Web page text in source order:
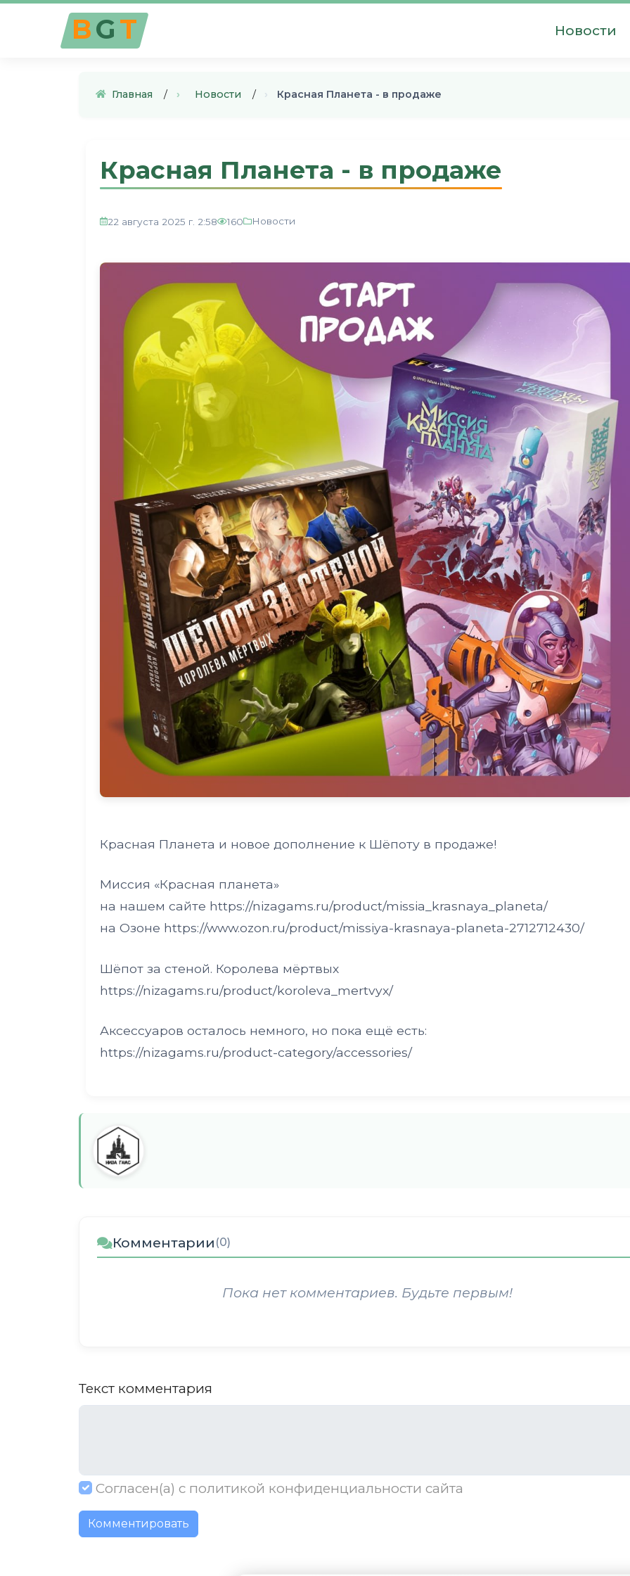
BGT Новости
Главная › Новости › Красная Планета - в продаже
Красная Планета - в продаже
22 августа 2025 г. 2:58 160 Новости
Красная Планета и новое дополнение к Шёпоту в продаже!
Миссия «Красная планета»
на нашем сайте https://nizagams.ru/product/missia_krasnaya_planeta/
на Озоне https://www.ozon.ru/product/missiya-krasnaya-planeta-2712712430/
Шёпот за стеной. Королева мёртвых
https://nizagams.ru/product/koroleva_mertvyx/
Аксессуаров осталось немного, но пока ещё есть:
https://nizagams.ru/product-category/accessories/
Комментарии (0)
Пока нет комментариев. Будьте первым!
Текст комментария
Согласен(а) с политикой конфиденциальности сайта
Комментировать